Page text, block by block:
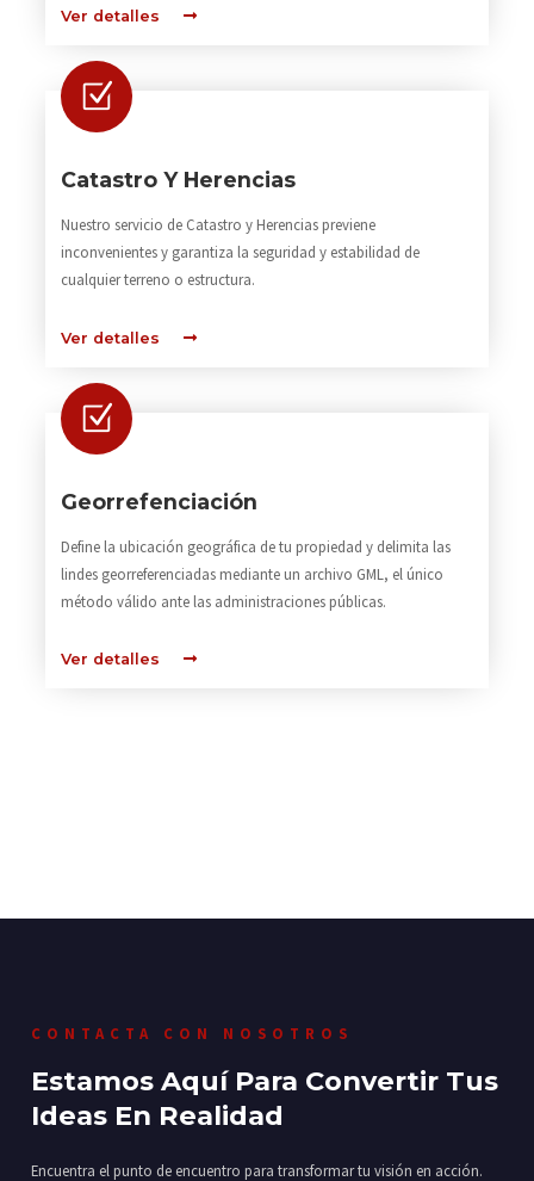
Ver detalles
Catastro Y Herencias
Nuestro servicio de Catastro y Herencias previene
inconvenientes y garantiza la seguridad y estabilidad de
cualquier terreno o estructura.
Ver detalles
Georrefenciación
Define la ubicación geográfica de tu propiedad y delimita las
lindes georreferenciadas mediante un archivo GML, el único
método válido ante las administraciones públicas.
Ver detalles
CONTACTA CON NOSOTROS
Estamos Aquí Para Convertir Tus
Ideas En Realidad
Encuentra el punto de encuentro para transformar tu visión en acción.